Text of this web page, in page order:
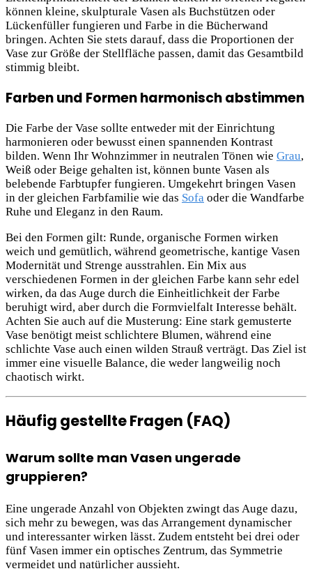
können kleine, skulpturale Vasen als Buchstützen oder
Lückenfüller fungieren und Farbe in die Bücherwand
bringen. Achten Sie stets darauf, dass die Proportionen der
Vase zur Größe der Stellfläche passen, damit das Gesamtbild
stimmig bleibt.
Farben und Formen harmonisch abstimmen
Die Farbe der Vase sollte entweder mit der Einrichtung
harmonieren oder bewusst einen spannenden Kontrast
bilden. Wenn Ihr Wohnzimmer in neutralen Tönen wie Grau,
Weiß oder Beige gehalten ist, können bunte Vasen als
belebende Farbtupfer fungieren. Umgekehrt bringen Vasen
in der gleichen Farbfamilie wie das Sofa oder die Wandfarbe
Ruhe und Eleganz in den Raum.
Bei den Formen gilt: Runde, organische Formen wirken
weich und gemütlich, während geometrische, kantige Vasen
Modernität und Strenge ausstrahlen. Ein Mix aus
verschiedenen Formen in der gleichen Farbe kann sehr edel
wirken, da das Auge durch die Einheitlichkeit der Farbe
beruhigt wird, aber durch die Formvielfalt Interesse behält.
Achten Sie auch auf die Musterung: Eine stark gemusterte
Vase benötigt meist schlichtere Blumen, während eine
schlichte Vase auch einen wilden Strauß verträgt. Das Ziel ist
immer eine visuelle Balance, die weder langweilig noch
chaotisch wirkt.
Häufig gestellte Fragen (FAQ)
Warum sollte man Vasen ungerade
gruppieren?
Eine ungerade Anzahl von Objekten zwingt das Auge dazu,
sich mehr zu bewegen, was das Arrangement dynamischer
und interessanter wirken lässt. Zudem entsteht bei drei oder
fünf Vasen immer ein optisches Zentrum, das Symmetrie
vermeidet und natürlicher aussieht.